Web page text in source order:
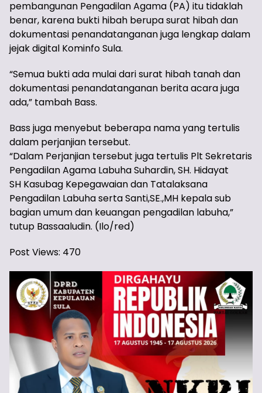
pembangunan Pengadilan Agama (PA) itu tidaklah
benar, karena bukti hibah berupa surat hibah dan
dokumentasi penandatanganan juga lengkap dalam
jejak digital Kominfo Sula.
“Semua bukti ada mulai dari surat hibah tanah dan
dokumentasi penandatanganan berita acara juga
ada,” tambah Bass.
Bass juga menyebut beberapa nama yang tertulis
dalam perjanjian tersebut.
“Dalam Perjanjian tersebut juga tertulis Plt Sekretaris
Pengadilan Agama Labuha Suhardin, SH. Hidayat
SH Kasubag Kepegawaian dan Tatalaksana
Pengadilan Labuha serta Santi,SE.,MH kepala sub
bagian umum dan keuangan pengadilan labuha,”
tutup Bassaaludin. (Ilo/red)
Post Views: 470